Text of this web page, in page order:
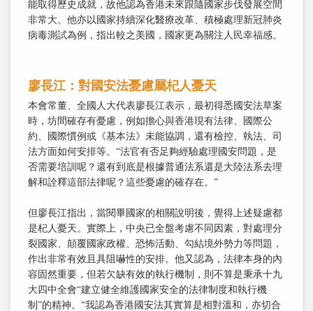
能取得歷史成就，故他認為香港未來跟隨國家步伐發展空間
非常大。他亦以國家持續深化醫療改革、積極處理新冠肺炎
病毒測試為例，指出較之美國，國家更為關注人民幸福感。
廖長江：對國安法憂慮屬杞人憂天
本會常董、全國人大代表廖長江表示，最初得悉國安法草案
時，坊間確存有憂慮，例如擔心與香港現有法律、國際公
約、國際慣例或《基本法》未能協調，還有檢控、執法、司
法方面如何安排等。“法官有否足夠經驗處理國安問題，是
否需要培訓呢？還有到底是根據普通法系還是大陸法系去理
解和詮釋這部法律呢？這些憂慮的確存在。”
但廖長江指出，當閱畢國家的相關說明後，覺得上述疑慮都
是杞人憂天。實際上，中央已全盤考慮不同因素，對處理分
裂國家、顛覆國家政權、恐怖活動、勾結境外勢力等問題，
作出非常有效且具阻嚇性的安排。他又認為，法律本身的內
容固然重要，但若欠缺有效的執行機制，則不算是秉承十九
大四中全會“建立健全維護國家安全的法律制度和執行機
制”的精神。“我認為香港國安法其實算是相對溫和，亦切合